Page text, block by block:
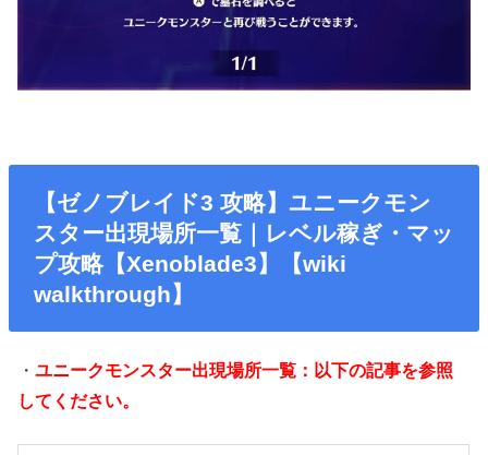
【ゼノブレイド3 攻略】ユニークモン
スター出現場所一覧｜レベル稼ぎ・マッ
プ攻略【Xenoblade3】【wiki
walkthrough】
・ユニークモンスター出現場所一覧：以下の記事を参照
してください。